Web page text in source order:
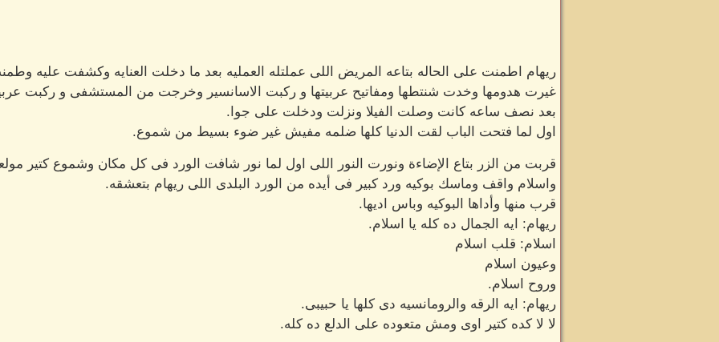
ريهام اطمنت على الحاله بتاعه المريض اللى عملتله العمليه بعد ما دخلت العنايه وكشفت عليه
غيرت هدومها وخدت شنتطها ومفاتيح عربيتها و ركبت الاسانسير وخرجت من المستشفى و ركبت
بعد نصف ساعه كانت وصلت الفيلا ونزلت ودخلت على جوا.
اول لما فتحت الباب لقت الدنيا كلها ضلمه مفيش غير ضوء بسيط من شموع.
قربت من الزر بتاع الإضاءة ونورت النور اللى اول لما نور شافت الورد فى كل مكان وشموع كتير
واسلام واقف وماسك بوكيه ورد كبير فى أيده من الورد البلدى اللى ريهام بتعشقه.
قرب منها وأداها البوكيه وباس اديها.
ريهام: ايه الجمال ده كله يا اسلام.
اسلام: قلب اسلام
وعيون اسلام
وروح اسلام.
ريهام: ايه الرقه والرومانسيه دى كلها يا حبيبى.
لا لا كده كتير اوى ومش متعوده على الدلع ده كله.